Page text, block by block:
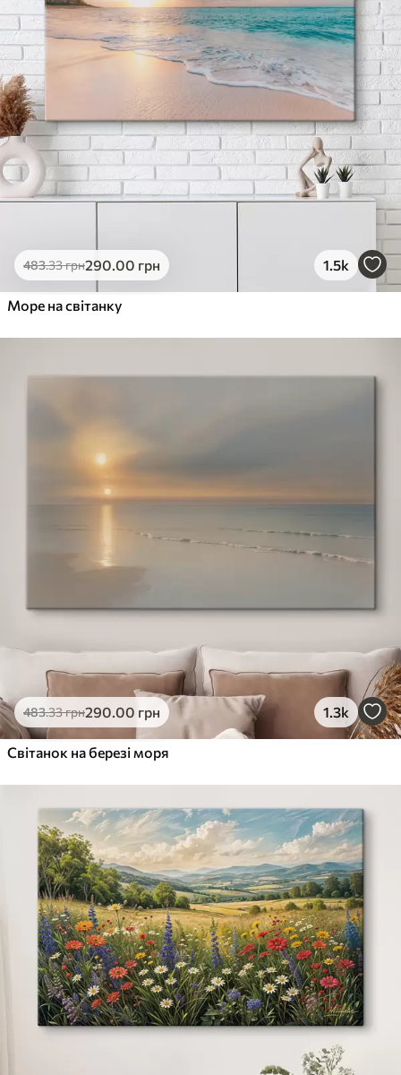
483.33грн290.00 грн 1.5k
Море на світанку
483.33грн290.00 грн 1.3k
Світанок на березі моря